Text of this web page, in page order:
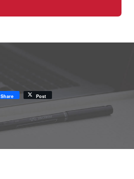
Share Post